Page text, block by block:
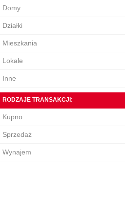
Domy
Działki
Mieszkania
Lokale
Inne
RODZAJE TRANSAKCJI:
Kupno
Sprzedaż
Wynajem